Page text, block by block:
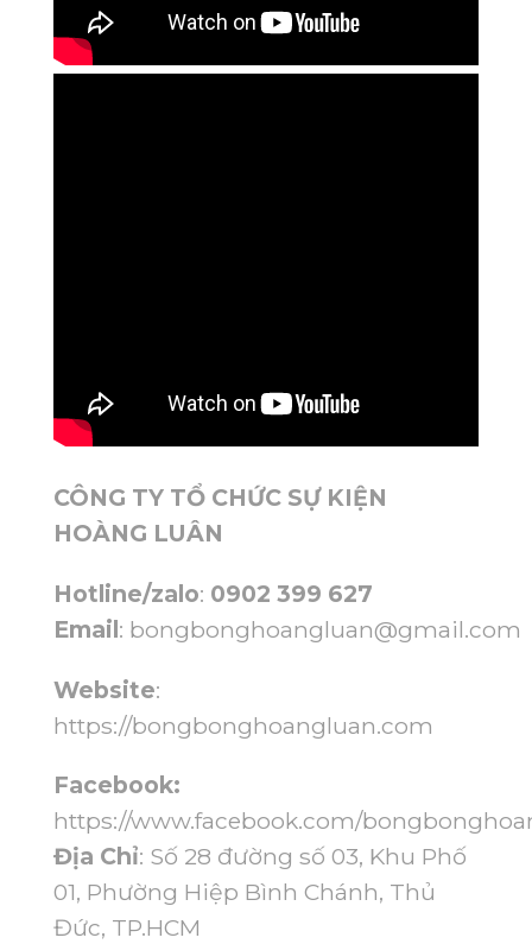
CÔNG TY TỔ CHỨC SỰ KIỆN
HOÀNG LUÂN
Hotline/zalo: 0902 399 627
Email: bongbonghoangluan@gmail.com
Website:
https://bongbonghoangluan.com
Facebook:
https://www.facebook.com/
Địa Chỉ: Số 28 đường số 03, Khu Phố
01, Phường Hiệp Bình Chánh, Thủ
Đức, TP.HCM